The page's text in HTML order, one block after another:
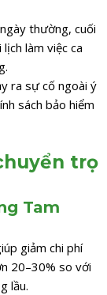
thường, cuối
làm việc ca
ra sự cố ngoài ý
sách bảo hiểm
trọ
Tam
giảm chi phí
20–30% so với
lầu.